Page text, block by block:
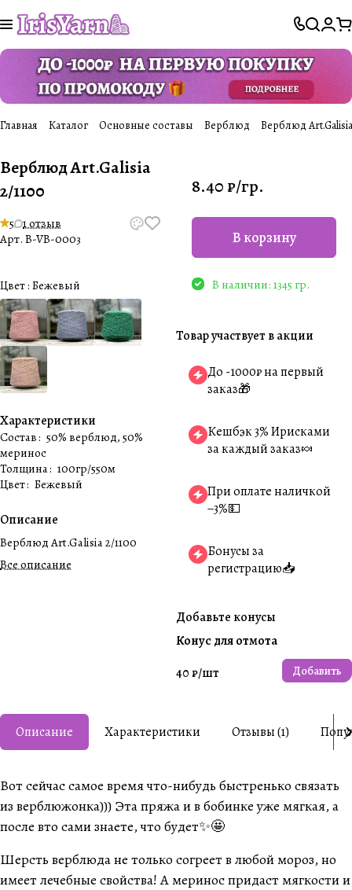
Главная Каталог Основные составы Верблюд Верблюд
Верблюд Art.Galisia
2/1100
5 1 отзыв
Арт. B-VB-0003
Цвет : Бежевый
Характеристики
Состав: 50% верблюд, 50%
меринос
Толщина: 100гр/550м
Цвет: Бежевый
Описание
Верблюд Art.Galisia 2/1100
Все описание
8.40 ₽/гр.
В корзину
В наличии: 1345 гр.
Товар участвует в акции
До -1000₽ на первый
заказ🎁
Кешбэк 3% Ирисками
за каждый заказ🍬
При оплате наличкой
−3%💵
Бонусы за
регистрацию📥
Добавьте конусы
Конус для отмота
40 ₽/шт Добавить
Описание Характеристики Отзывы (1)
Вот сейчас самое время что-нибудь быстренько связать
из верблюжонка))) Эта пряжа и в бобинке уже мягкая, а
после вто сами знаете, что будет✨🤩
Шерсть верблюда не только согреет в любой мороз, но
имеет лечебные свойства! А меринос придаст мягкости и